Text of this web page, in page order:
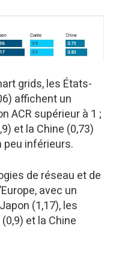
grids, les États-
affichent un
ACR supérieur à 1 ;
et la Chine (0,73)
inférieurs.
de réseau et de
avec un
(1,17), les
et la Chine